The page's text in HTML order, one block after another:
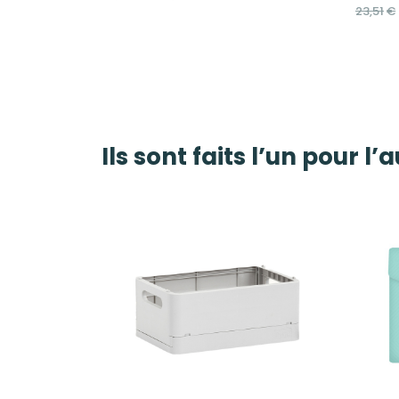
23,51€
Ils sont faits l’un pour